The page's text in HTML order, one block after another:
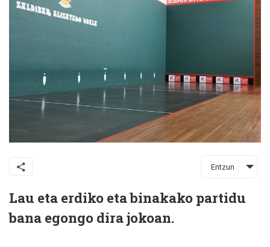
Entzun
Lau eta erdiko eta binakako partidu
bana egongo dira jokoan.